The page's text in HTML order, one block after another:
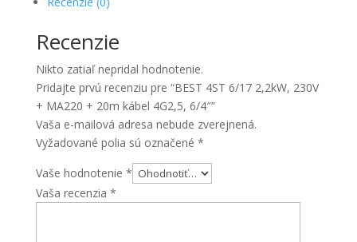
+
MA220
+
20m
kábel
4G2,5,
6/4"
Recenzie
Nikto zatiaľ nepridal hodnotenie.
Pridajte prvú recenziu pre “BEST 4ST 6/17 2,2kW, 230V
+ MA220 + 20m kábel 4G2,5, 6/4″”
Vaša e-mailová adresa nebude zverejnená.
Vyžadované polia sú označené *
Vaše hodnotenie *
Vaša recenzia *